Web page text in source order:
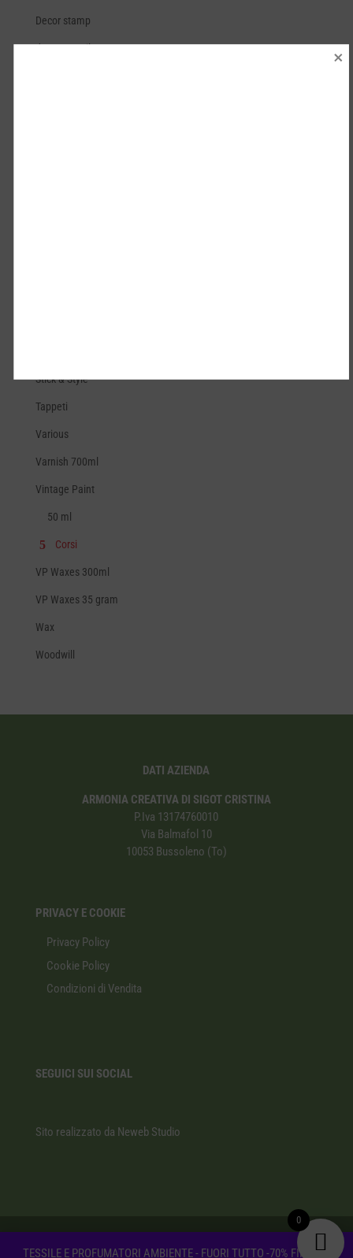
TESSILE E PROFUMATORI AMBIENTE - FUORI TUTTO -70% FINO AD
Decor stamp
decor stencils
Stick & Style
Tappeti
Various
Varnish 700ml
Vintage Paint
50 ml
Corsi
VP Waxes 300ml
VP Waxes 35 gram
Wax
Woodwill
DATI AZIENDA
ARMONIA CREATIVA DI SIGOT CRISTINA
P.Iva 13174760010
Via Balmafol 10
10053 Bussoleno (To)
PRIVACY E COOKIE
Privacy Policy
Cookie Policy
Condizioni di Vendita
SEGUICI SUI SOCIAL
Sito realizzato da Neweb Studio
0